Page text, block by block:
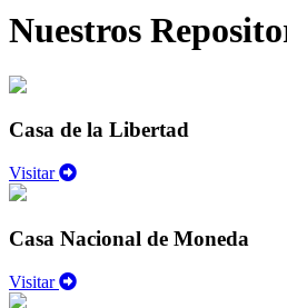
Nuestros
Casa de la Libertad
Visitar
Casa Nacional de Moneda
Visitar